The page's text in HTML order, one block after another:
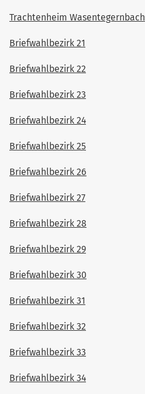
Trachtenheim Wasentegernbach
Briefwahlbezirk 21
Briefwahlbezirk 22
Briefwahlbezirk 23
Briefwahlbezirk 24
Briefwahlbezirk 25
Briefwahlbezirk 26
Briefwahlbezirk 27
Briefwahlbezirk 28
Briefwahlbezirk 29
Briefwahlbezirk 30
Briefwahlbezirk 31
Briefwahlbezirk 32
Briefwahlbezirk 33
Briefwahlbezirk 34